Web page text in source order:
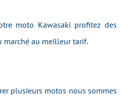
moto Kawasaki profitez des
marché au meilleur tarif.
plusieurs motos nous sommes